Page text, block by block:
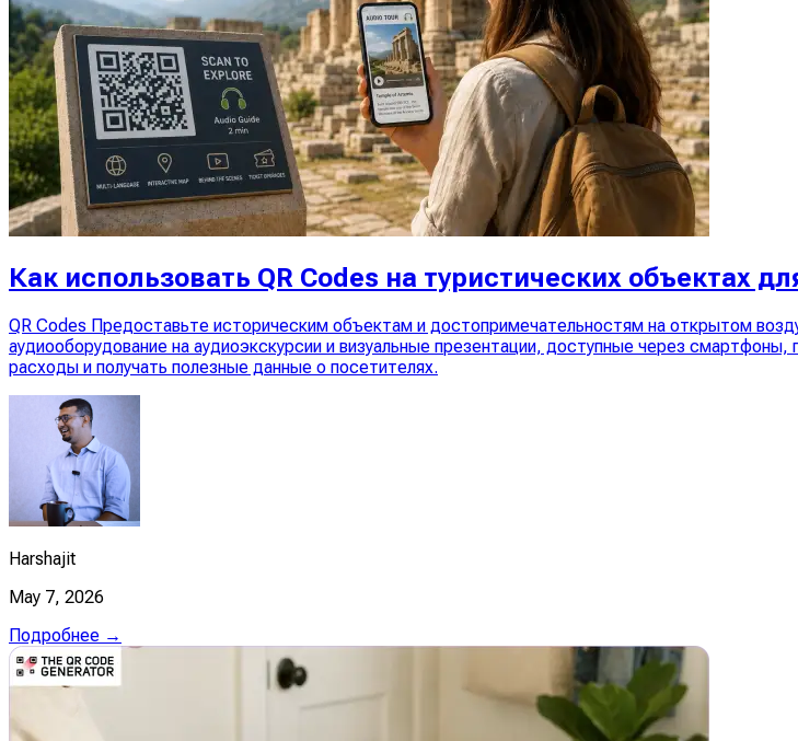
Как использовать QR Codes на туристических объектах
QR Codes Предоставьте историческим объектам и достопримечательностям на открытом
аудиооборудование на аудиоэкскурсии и визуальные презентации, доступные через
расходы и получать полезные данные о посетителях.
Harshajit
May 7, 2026
Подробнее →